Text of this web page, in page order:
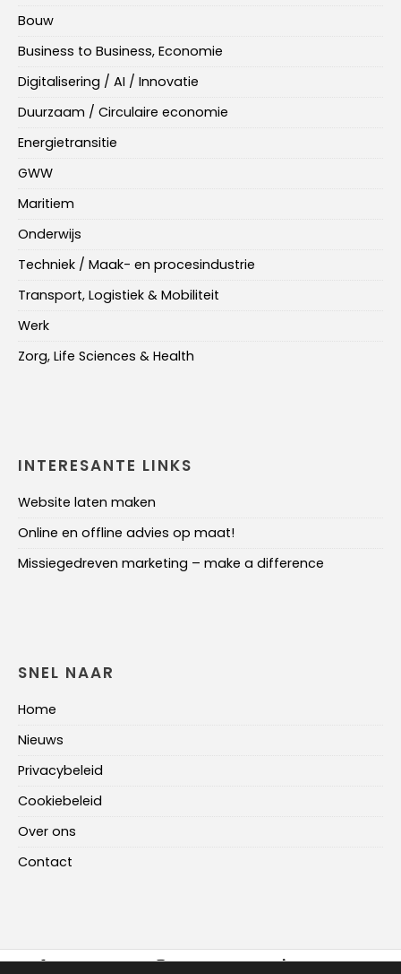
Bouw
Business to Business, Economie
Digitalisering / AI / Innovatie
Duurzaam / Circulaire economie
Energietransitie
GWW
Maritiem
Onderwijs
Techniek / Maak- en procesindustrie
Transport, Logistiek & Mobiliteit
Werk
Zorg, Life Sciences & Health
INTERESANTE LINKS
Website laten maken
Online en offline advies op maat!
Missiegedreven marketing – make a difference
SNEL NAAR
Home
Nieuws
Privacybeleid
Cookiebeleid
Over ons
Contact
FACEBOOK INSTAGRAM LINKEDIN